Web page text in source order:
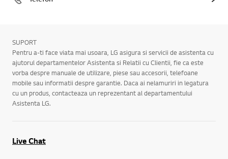
SUPORT
Pentru a-ti face viata mai usoara, LG asigura si servicii de asistenta cu
ajutorul departamentelor Asistenta si Relatii cu Clientii, fie ca este
vorba despre manuale de utilizare, piese sau accesorii, telefoane
mobile sau informatii despre garantie. Daca ai nelamuriri in legatura
cu un produs, contacteaza un reprezentant al departamentului
Asistenta LG.
Live Chat